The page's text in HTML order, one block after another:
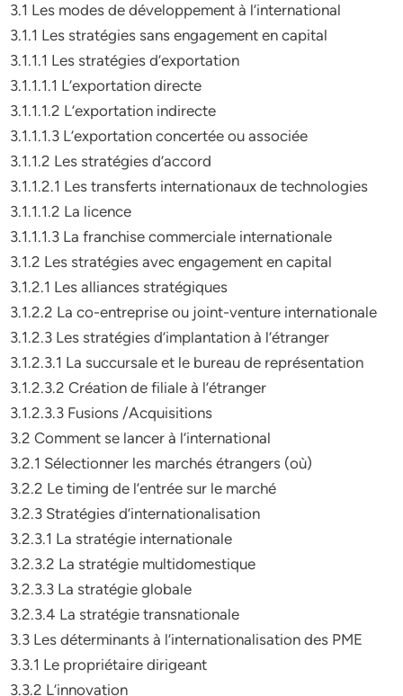
3.1 Les modes de développement à l’international
3.1.1 Les stratégies sans engagement en capital
3.1.1.1 Les stratégies d’exportation
3.1.1.1.1 L’exportation directe
3.1.1.1.2 L’exportation indirecte
3.1.1.1.3 L’exportation concertée ou associée
3.1.1.2 Les stratégies d’accord
3.1.1.2.1 Les transferts internationaux de technologies
3.1.1.1.2 La licence
3.1.1.1.3 La franchise commerciale internationale
3.1.2 Les stratégies avec engagement en capital
3.1.2.1 Les alliances stratégiques
3.1.2.2 La co-entreprise ou joint-venture internationale
3.1.2.3 Les stratégies d’implantation à l’étranger
3.1.2.3.1 La succursale et le bureau de représentation
3.1.2.3.2 Création de filiale à l’étranger
3.1.2.3.3 Fusions /Acquisitions
3.2 Comment se lancer à l’international
3.2.1 Sélectionner les marchés étrangers (où)
3.2.2 Le timing de l’entrée sur le marché
3.2.3 Stratégies d’internationalisation
3.2.3.1 La stratégie internationale
3.2.3.2 La stratégie multidomestique
3.2.3.3 La stratégie globale
3.2.3.4 La stratégie transnationale
3.3 Les déterminants à l’internationalisation des PME
3.3.1 Le propriétaire dirigeant
3.3.2 L’innovation